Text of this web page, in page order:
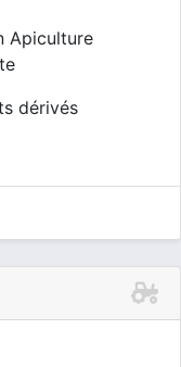
Apiculture
dérivés